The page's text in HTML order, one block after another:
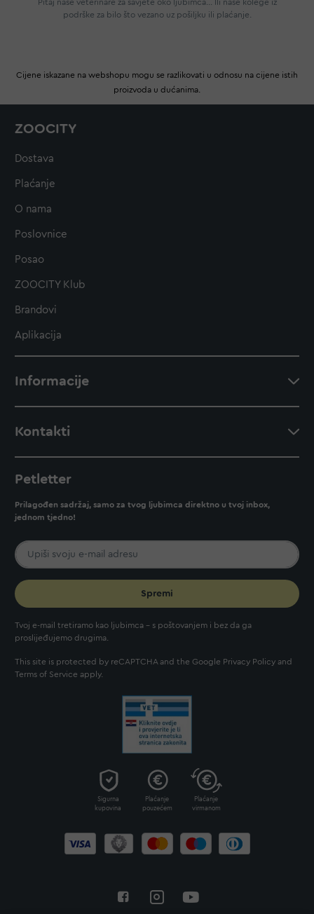
Pitaj naše veterinare za savjete oko ljubimca... Ili naše kolege iz
podrške za bilo što vezano uz pošiljku ili plaćanje.
Cijene iskazane na webshopu mogu se razlikovati u odnosu na cijene istih
proizvoda u dućanima.
ZOOCITY
Dostava
Plaćanje
O nama
Poslovnice
Posao
ZOOCITY Klub
Brandovi
Aplikacija
Informacije
Kontakti
Petletter
Prilagođen sadržaj, samo za tvog ljubimca direktno u tvoj inbox,
jednom tjedno!
Spremi
Tvoj e-mail tretiramo kao ljubimca - s poštovanjem i bez da ga
proslijeđujemo drugima.
This site is protected by reCAPTCHA and the Google Privacy Policy and
Terms of Service apply.
Sigurna
kupovina
Plaćanje
pouzećem
Plaćanje
virmanom